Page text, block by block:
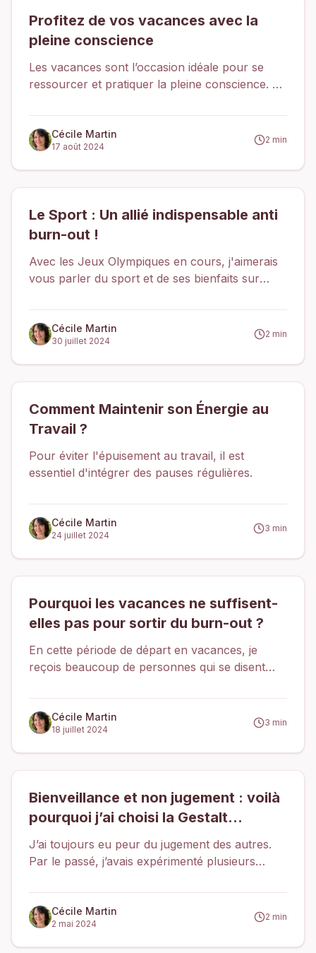
Profitez de vos vacances avec la
pleine conscience
Les vacances sont l’occasion idéale pour se
ressourcer et pratiquer la pleine conscience. En
présent, l’Ici et Maintenant, est le meilleur
moment pour s’occuper de nous. La pleine
conscience permet de réduire le stress,
améliorer la concentration et favoriser un
sentiment de bien-être.
Cécile Martin
17 août 2024
2 min
Le Sport : Un allié indispensable anti
burn-out !
Avec les Jeux Olympiques en cours, j'aimerais
vous parler du sport et de ses bienfaits sur
prévention et le traitement du burn-out.
Cécile Martin
30 juillet 2024
2 min
Comment Maintenir son Énergie au
Travail ?
Pour éviter l'épuisement au travail, il est
essentiel d'intégrer des pauses régulières.
Cécile Martin
24 juillet 2024
3 min
Pourquoi les vacances ne suffisent-
elles pas pour sortir du burn-out ?
En cette période de départ en vacances, je
reçois beaucoup de personnes qui se disent
vacances pour se reposer, pensant que cela ira
mieux après.
Cécile Martin
18 juillet 2024
3 min
Bienveillance et non jugement : voilà
pourquoi j’ai choisi la Gestalt
thérapie !
J’ai toujours eu peur du jugement des autres.
Par le passé, j’avais expérimenté plusieurs
Gestalt, j’ai senti quelque chose de différent :
une vraie bienveillance de la part de mon
thérapeute, sincère et authentique. Ça m’a fait
un bien fou ! Je rencontrais enfin un type de
Cécile Martin
2 mai 2024
2 min